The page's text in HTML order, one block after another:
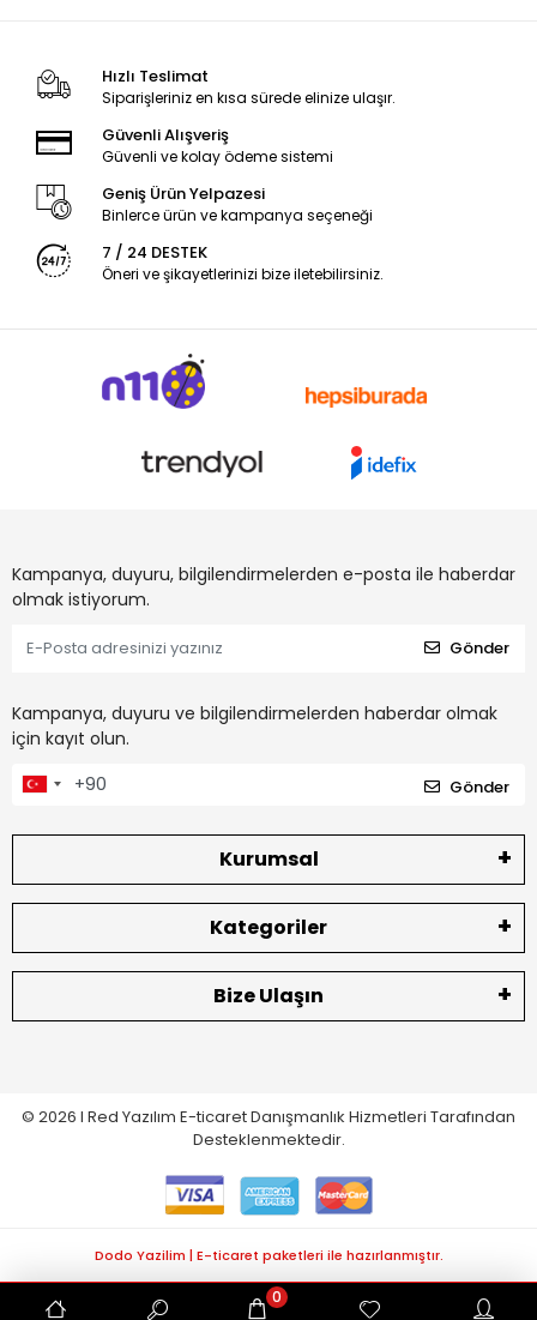
Hızlı Teslimat
Siparişleriniz en kısa sürede elinize ulaşır.
Güvenli Alışveriş
Güvenli ve kolay ödeme sistemi
Geniş Ürün Yelpazesi
Binlerce ürün ve kampanya seçeneği
7 / 24 DESTEK
Öneri ve şikayetlerinizi bize iletebilirsiniz.
Kampanya, duyuru, bilgilendirmelerden e-posta ile haberdar
olmak istiyorum.
Gönder
Kampanya, duyuru ve bilgilendirmelerden haberdar olmak
için kayıt olun.
Gönder
Kurumsal
Kategoriler
Bize Ulaşın
© 2026 I Red Yazılım E-ticaretDanışmanlık Hizmetleri Tarafından
Desteklenmektedir.
0
Dodo Yazilim | E-ticaret paketleri ile hazırlanmıştır.